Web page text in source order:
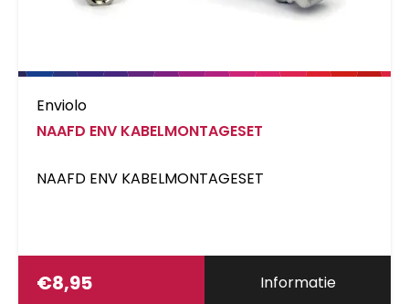
Enviolo
NAAFD ENV KABELMONTAGESET
NAAFD ENV KABELMONTAGESET
€8,95 Informatie